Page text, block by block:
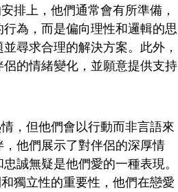
排上，他們通常會有所準備，
為，而是偏向理性和邏輯的思
尋求合理的解決方案。此外，
的情緒變化，並願意提供支持
，但他們會以行動而非言語來
他們展示了對伴侶的深厚情
誠無疑是他們愛的一種表現。
獨立性的重要性，他們在戀愛